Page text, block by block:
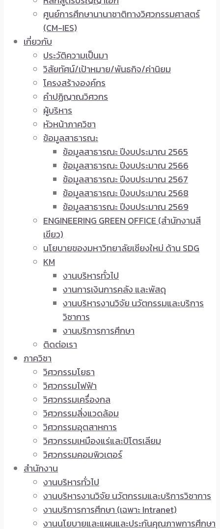
ศูนย์การศึกษานานาชาติทางวิศวกรรมศาสตร์
(CM-IES)
เกี่ยวกับ
ประวัติความเป็นมา
วิสัยทัศน์/เป้าหมาย/พันธกิจ/ค่านิยม
โครงสร้างองค์กร
คำปฏิญาณวิศวกร
ผู้บริหาร
หัวหน้าภาควิชา
ข้อมูลสาธารณะ
ข้อมูลสาธารณะ ปีงบประมาณ 2565
ข้อมูลสาธารณะ ปีงบประมาณ 2566
ข้อมูลสาธารณะ ปีงบประมาณ 2567
ข้อมูลสาธารณะ ปีงบประมาณ 2568
ข้อมูลสาธารณะ ปีงบประมาณ 2569
ENGINEERING GREEN OFFICE (สำนักงานสี
เขียว)
นโยบายของมหาวิทยาลัยเชียงใหม่ ด้าน SDG
KM
งานบริหารทั่วไป
งานการเงินการคลัง และพัสดุ
งานบริหารงานวิจัย นวัตกรรมและบริการ
วิชาการ
งานบริการการศึกษา
ติดต่อเรา
ภาควิชา
วิศวกรรมโยธา
วิศวกรรมไฟฟ้า
วิศวกรรมเครื่องกล
วิศวกรรมสิ่งแวดล้อม
วิศวกรรมอุตสาหการ
วิศวกรรมเหมืองแร่และปิโตรเลียม
วิศวกรรมคอมพิวเตอร์
สำนักงาน
งานบริหารทั่วไป
งานบริหารงานวิจัย นวัตกรรมและบริการวิชาการ
งานบริการการศึกษา (เฉพาะ Intranet)
งานนโยบายและแผนและประกันคุณภาพการศึกษา